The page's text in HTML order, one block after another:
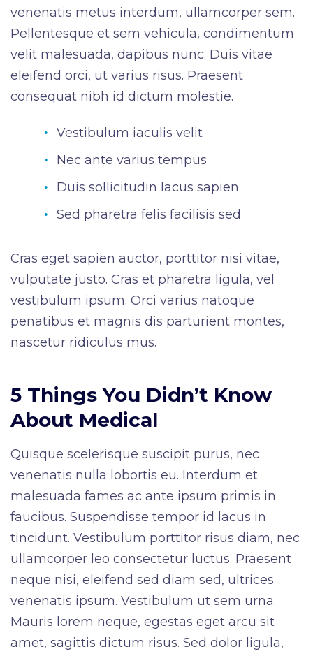
venenatis metus interdum, ullamcorper sem.
Pellentesque et sem vehicula, condimentum
velit malesuada, dapibus nunc. Duis vitae
eleifend orci, ut varius risus. Praesent
consequat nibh id dictum molestie.
Vestibulum iaculis velit
Nec ante varius tempus
Duis sollicitudin lacus sapien
Sed pharetra felis facilisis sed
Cras eget sapien auctor, porttitor nisi vitae,
vulputate justo. Cras et pharetra ligula, vel
vestibulum ipsum. Orci varius natoque
penatibus et magnis dis parturient montes,
nascetur ridiculus mus.
5 Things You Didn’t Know
About Medical
Quisque scelerisque suscipit purus, nec
venenatis nulla lobortis eu. Interdum et
malesuada fames ac ante ipsum primis in
faucibus. Suspendisse tempor id lacus in
tincidunt. Vestibulum porttitor risus diam, nec
ullamcorper leo consectetur luctus. Praesent
neque nisi, eleifend sed diam sed, ultrices
venenatis ipsum. Vestibulum ut sem urna.
Mauris lorem neque, egestas eget arcu sit
amet, sagittis dictum risus. Sed dolor ligula,